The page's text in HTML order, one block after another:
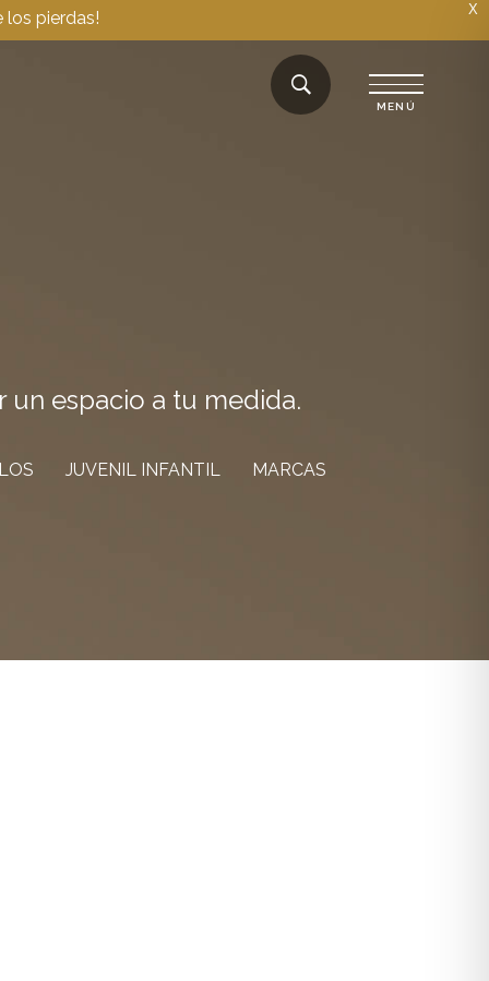
X
los pierdas!
espacio a tu medida.
JUVENIL INFANTIL MARCAS